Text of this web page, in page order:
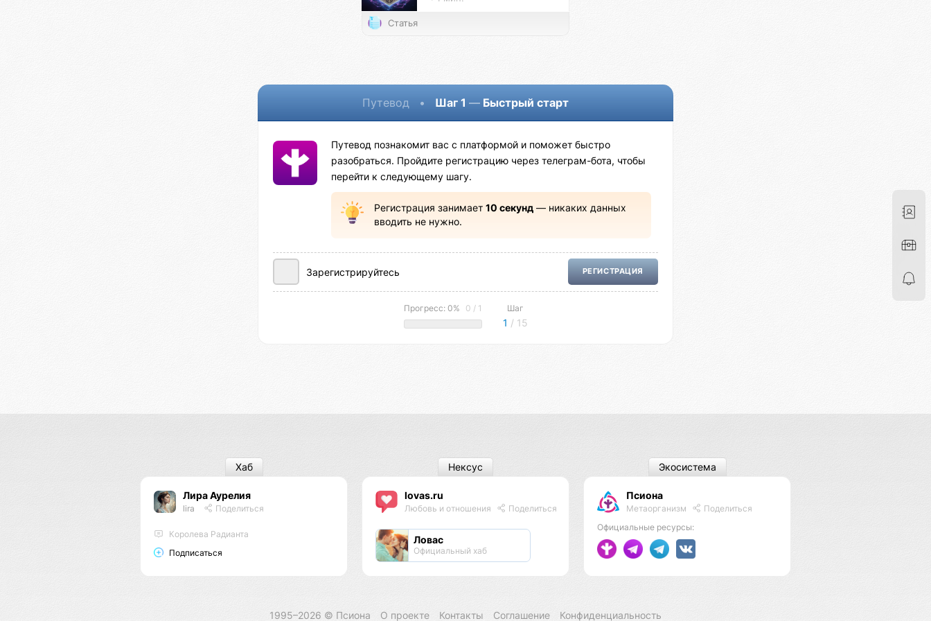
Статья
Путевод • Шаг 1 — Быстрый старт
Путевод познакомит вас с платформой и поможет быстро
разобраться. Пройдите регистрацию через телеграм-бота, чтобы
перейти к следующему шагу.
Регистрация занимает 10 секунд— никаких данных
вводить не нужно.
Зарегистрируйтесь РЕГИСТРАЦИЯ
Прогресс: 0% 0 / 1 Шаг
1 / 15
Лира Аурелия
lira Поделиться
Королева Радианта
Подписаться
Хаб
lovas.ru
Любовь и отношения Поделиться
Ловас
Официальный хаб
Нексус
Псиона
Метаорганизм
Поделиться
Официальные ресурсы:
Экосистема
1995–2026 © Псиона О проекте Контакты Соглашение Конфиденциальность